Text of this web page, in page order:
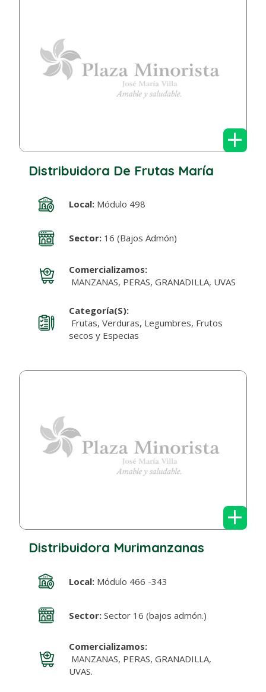
+
Distribuidora De Frutas María
Local:Módulo 498
Sector:16 (Bajos Admón)
Comercializamos:
MANZANAS, PERAS, GRANADILLA, UVAS
Categoría(s):
Frutas, Verduras, Legumbres, Frutos
secos y Especias
+
Distribuidora Murimanzanas
Local:Módulo 466 -343
Sector:Sector 16 (bajos admón.)
Comercializamos:
MANZANAS, PERAS, GRANADILLA,
UVAS.